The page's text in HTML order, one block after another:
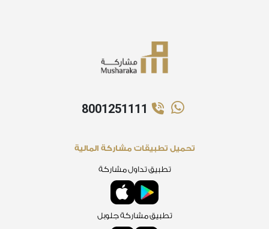
8001251111
تحميل تطبيقات مشاركة المالية
تطبيق تداول مشاركة
تطبيق مشاركة جلوبل